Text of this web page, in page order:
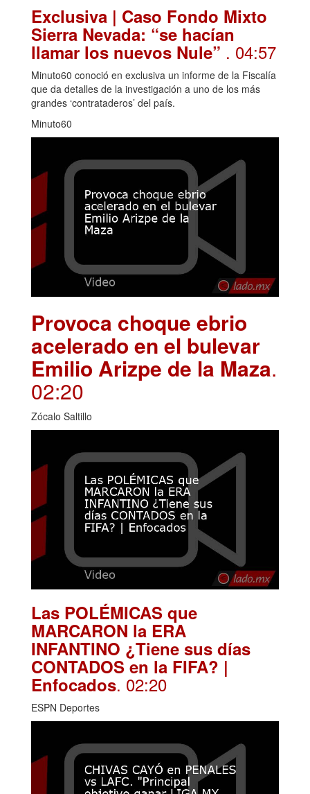
Exclusiva | Caso Fondo Mixto
Sierra Nevada: “se hacían
llamar los nuevos Nule” . 04:57
Minuto60 conoció en exclusiva un informe de la Fiscalía
que da detalles de la investigación a uno de los más
grandes ‘contrataderos’ del país.
Minuto60
Provoca choque ebrio
acelerado en el bulevar
Emilio Arizpe de la Maza.
02:20
Zócalo Saltillo
Las POLÉMICAS que
MARCARON la ERA
INFANTINO ¿Tiene sus días
CONTADOS en la FIFA? |
Enfocados. 02:20
ESPN Deportes